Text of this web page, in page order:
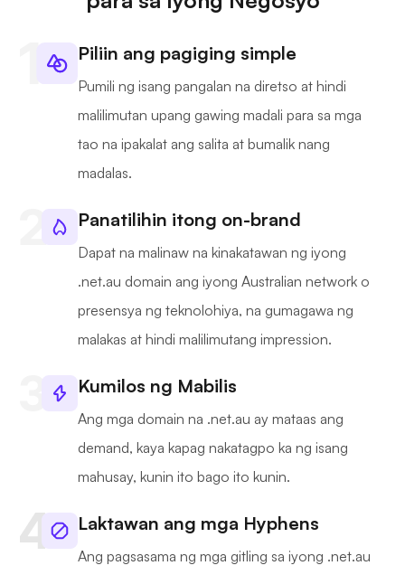
Piliin ang pagiging simple
Pumili ng isang pangalan na diretso at hindi
malilimutan upang gawing madali para sa mga
tao na ipakalat ang salita at bumalik nang
madalas.
Panatilihin itong on-brand
Dapat na malinaw na kinakatawan ng iyong
.net.au domain ang iyong Australian network o
presensya ng teknolohiya, na gumagawa ng
malakas at hindi malilimutang impression.
Kumilos ng Mabilis
Ang mga domain na .net.au ay mataas ang
demand, kaya kapag nakatagpo ka ng isang
mahusay, kunin ito bago ito kunin.
Laktawan ang mga Hyphens
Ang pagsasama ng mga gitling sa iyong .net.au